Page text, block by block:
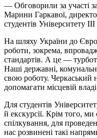
— Обговорили за участі
Марини Гаркавої,
студентів Університету
На шляху України до
роботи, зокрема,
стандартів. А це —
Наші державні,
свою роботу. Черкаський
допомагати місцевій
Для студентів
й екскурсії. Крім того,
спілкування, для
нас розвинені такі